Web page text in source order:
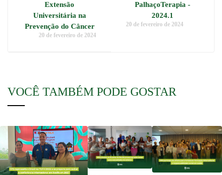
Extensão
Universitária na
Prevenção do Câncer
20 de fevereiro de 2024
PalhaçoTerapia -
2024.1
20 de fevereiro de 2024
VOCÊ TAMBÉM PODE GOSTAR